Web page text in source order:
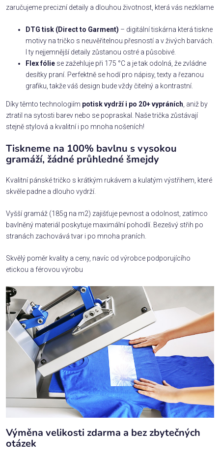
zaručujeme precizní detaily a dlouhou životnost, která vás nezklame
DTG tisk (Direct to Garment) – digitální tiskárna která tiskne
motivy na tričko s neuvěřitelnou přesností a v živých barvách.
I ty nejjemnější detaily zůstanou ostré a působivé.
Flex fólie se zažehluje při 175 °C a je tak odolná, že zvládne
desítky praní. Perfektně se hodí pro nápisy, texty a řezanou
grafiku, takže váš design bude vždy čitelný a kontrastní.
Díky těmto technologiím potisk vydrží i po 20+ vypráních, aniž by
ztratil na sytosti barev nebo se popraskal. Naše trička zůstávají
stejně stylová a kvalitní i po mnoha nošeních!
Tiskneme na 100% bavlnu s vysokou
gramáží, žádné průhledné šmejdy
Kvalitní pánské tričko s krátkým rukávem a kulatým výstřihem, které
skvěle padne a dlouho vydrží.
Vyšší gramáž (185g na m2) zajišťuje pevnost a odolnost, zatímco
bavlněný materiál poskytuje maximální pohodlí. Bezešvý střih po
stranách zachovává tvar i po mnoha praních.
Skvělý poměr kvality a ceny, navíc od výrobce podporujícího
etickou a férovou výrobu
Výměna velikosti zdarma a bez zbytečných
otázek